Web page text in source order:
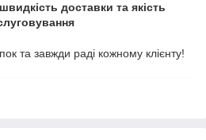
доставки та якість
та завжди раді кожному клієнту!